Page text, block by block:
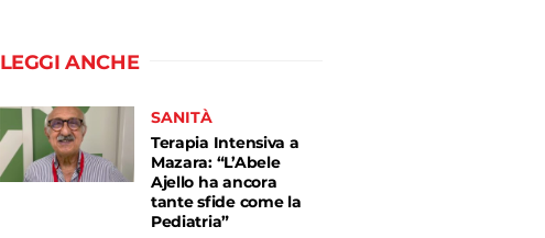
LEGGI ANCHE
SANITÀ
Terapia Intensiva a
Mazara: “L’Abele
Ajello ha ancora
tante sfide come la
Pediatria”